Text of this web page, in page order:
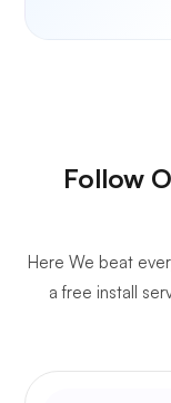
Follow
Here We beat
a free install